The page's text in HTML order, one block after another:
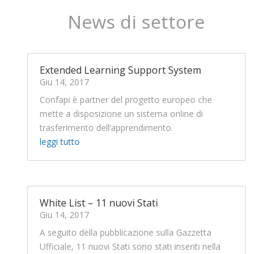
News di settore
Extended Learning Support System
Giu 14, 2017
Confapi è partner del progetto europeo che
mette a disposizione un sistema online di
trasferimento dell’apprendimento.
leggi tutto
White List – 11 nuovi Stati
Giu 14, 2017
A seguito della pubblicazione sulla Gazzetta
Ufficiale, 11 nuovi Stati sono stati inseriti nella